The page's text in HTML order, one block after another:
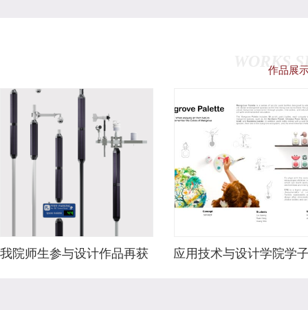
作品展
WORKS
我院师生参与设计作品再获
应用技术与设计学院学